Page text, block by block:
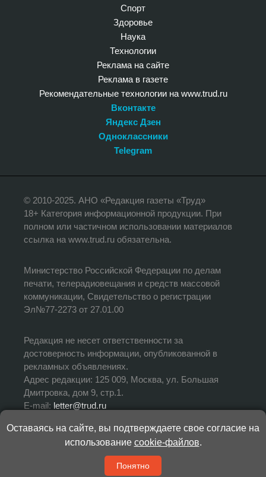
Спорт
Здоровье
Наука
Технологии
Реклама на сайте
Реклама в газете
Рекомендательные технологии на www.trud.ru
Вконтакте
Яндекс Дзен
Одноклассники
Telegram
© 2010-2025. АНО «Редакция газеты «Труд»
18+ Категория информационной продукции. При
полном или частичном использовании материалов
ссылка на www.trud.ru обязательна.
Министерство Российской Федерации по делам
печати, телерадиовещания и средств массовой
коммуникации, Свидетельство о регистрации
Эл№77-2273 от 27.01.00
Редакция не несет ответственности за
достоверность информации, опубликованной в
рекламных объявлениях.
Адрес редакции: 125 009, Москва, ул. Большая
Дмитровка, дом 9, стр.1.
E-mail: letter@trud.ru
УЧРЕДИТЕЛЬ: АНО «Редакция газеты «Труд»
ИЗДАТЕЛЬ: АНО «Редакция газеты «Труд»
ГЛАВНЫЙ РЕДАКТОР: Валерий Симонов
Оставаясь на сайте, вы подтверждаете свое согласие на
использование cookie-файлов.
Понятно